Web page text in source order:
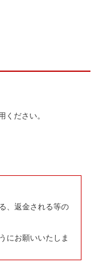
ださい。
、返金される等の
にお願いいたしま